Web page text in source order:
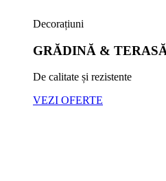
Decorațiuni
GRĂDINĂ &
De calitate și rezistente
VEZI OFERTE